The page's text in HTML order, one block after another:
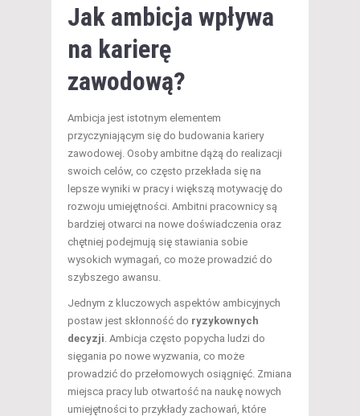
Jak ambicja wpływa
na karierę
zawodową?
Ambicja jest istotnym elementem
przyczyniającym się do budowania kariery
zawodowej. Osoby ambitne dążą do realizacji
swoich celów, co często przekłada się na
lepsze wyniki w pracy i większą motywację do
rozwoju umiejętności. Ambitni pracownicy są
bardziej otwarci na nowe doświadczenia oraz
chętniej podejmują się stawiania sobie
wysokich wymagań, co może prowadzić do
szybszego awansu.
Jednym z kluczowych aspektów ambicyjnych
postaw jest skłonność do ryzykownych
decyzji . Ambicja często popycha ludzi do
sięgania po nowe wyzwania, co może
prowadzić do przełomowych osiągnięć. Zmiana
miejsca pracy lub otwartość na naukę nowych
umiejętności to przykłady zachowań, które